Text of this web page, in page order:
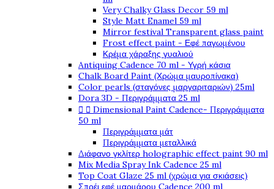
Very Chalky Glass Decor 59 ml
Style Matt Enamel 59 ml
Mirror festival Transparent glass paint
Frost effect paint - Εφέ παγωμένου
Κρέμα χάραξης γυαλιού
Antiquing Cadence 70 ml - Υγρή κάσια
Chalk Board Paint (Χρώμα μαυροπίνακα)
Color pearls (σταγόνες μαργαριταριών) 25ml
Dora 3D - Περιγράμματα 25 ml
  Dimensional Paint Cadence- Περιγράμματα
50 ml
Περιγράμματα μάτ
Περιγράμματα μεταλλικά
Διάφανο γκλίτερ holographic effect paint 90 ml
Mix Media Spray Ink Cadence 25 ml
Top Coat Glaze 25 ml (χρώμα για σκιάσεις)
Σπρέι εφέ μαρμάρου Cadence 200 ml